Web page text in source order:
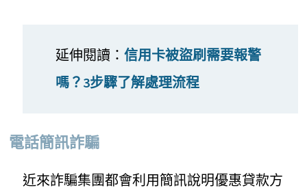
延伸閱讀： 信用卡被盜刷需要報警
嗎？3步驟了解處理流程
電話簡訊詐騙
近來詐騙集團都會利用簡訊說明優惠貸款方